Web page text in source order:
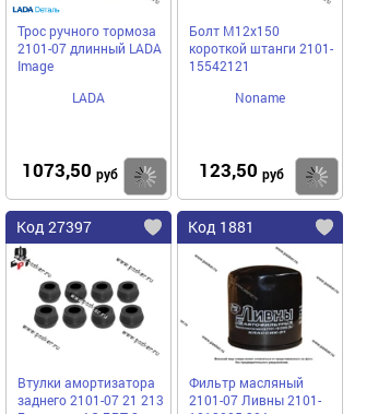
Трос ручного тормоза
2101-07 длинный LADA
Image
LADA
1073,50 руб Купить
Болт М12х150
короткой штанги 2101-
15542121
Noname
123,50 руб
Код 27397
Втулки амортизатора
заднего 2101-07 21 213
Код 1881
Фильтр масляный
2101-07 Ливны 2101-